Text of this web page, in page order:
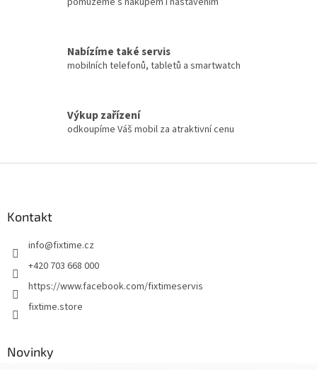
Nabízíme také servis
mobilních telefonů, tabletů a smartwatch
Výkup zařízení
odkoupíme Váš mobil za atraktivní cenu
Kontakt
info@fixtime.cz
+420 703 668 000
https://www.facebook.com/fixtimeservis
fixtime.store
Novinky